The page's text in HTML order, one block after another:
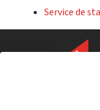
Service de